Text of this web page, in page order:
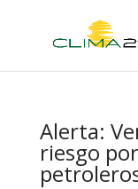
Alerta:
riesgo